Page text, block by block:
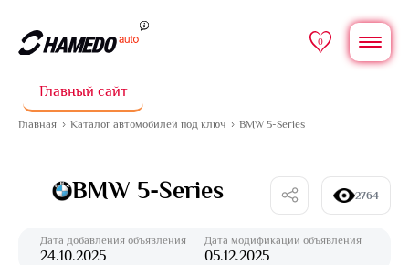
0
Главный сайт
Главная Каталог автомобилей под ключ BMW 5-Series
BMW 5-Series 2764
Дата добавления объявления
24.10.2025
Дата модификации объявления
05.12.2025